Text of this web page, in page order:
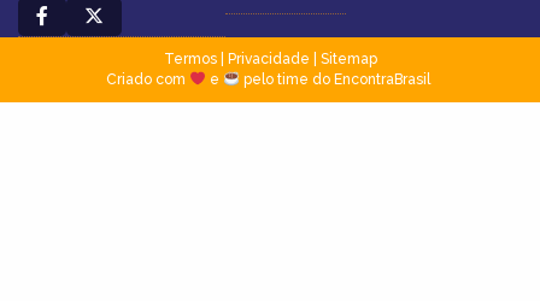
Termos| Privacidade
Sitemap
Criado com
e pelo time do EncontraBrasil